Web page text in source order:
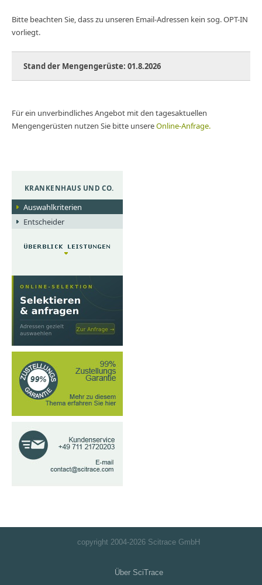
Bitte beachten Sie, dass zu unseren Email-Adressen kein sog. OPT-IN
vorliegt.
Stand der Mengengerüste: 01.8.2026
Für ein unverbindliches Angebot mit den tagesaktuellen
Mengengerüsten nutzen Sie bitte unsereOnline-Anfrage.
KRANKENHAUS UND CO.
Auswahlkriterien
Entscheider
copyright 2004-2026 Scitrace GmbH
Über SciTrace